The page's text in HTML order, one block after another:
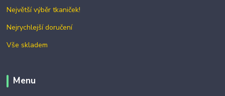
Největší výběr tkaniček!
Nejrychlejší doručení
Vše skladem
Menu